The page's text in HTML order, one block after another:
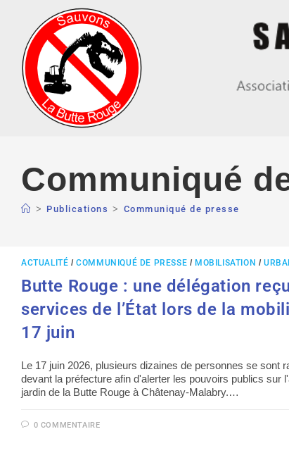
Communiqué
> Publications > Communiqué de presse
ACTUALITÉ /COMMUNIQUÉ DE PRESSE / MOBILISATION /
Butte Rouge : une délégation
services de l’État lors de la
17 juin
Le 17 juin 2026, plusieurs dizaines de personnes se sont
devant la préfecture afin d'alerter les pouvoirs publics sur
jardin de la Butte Rouge à Châtenay-Malabry.…
0 COMMENTAIRE